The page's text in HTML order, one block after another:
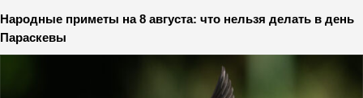
Народные приметы на 8 августа: что нельзя делать в день
Параскевы